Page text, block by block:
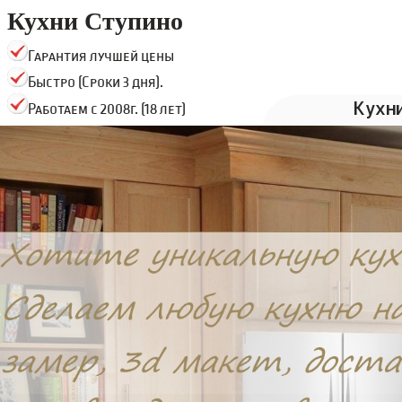
Кухни Ступино
Гарантия лучшей цены
Быстро (Сроки 3 дня).
Работаем с 2008г. (18 лет)